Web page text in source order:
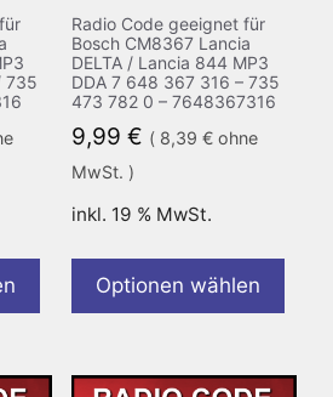
735
Radio Code geeignet für
Bosch CM8367 Lancia
DELTA / Lancia 844 MP3
DDA 7 648 367 316 – 735
473 782 0 – 7648367316
9,99 € ( 8,39 €ohne
MwSt. )
inkl. 19 % MwSt.
Optionen wählen